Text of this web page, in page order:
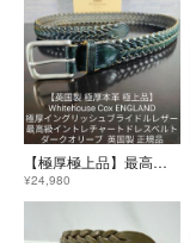
【極厚極上品】最高級イングリッシュブライドルレザーベルト ホワイトハウスコックス
¥24,980